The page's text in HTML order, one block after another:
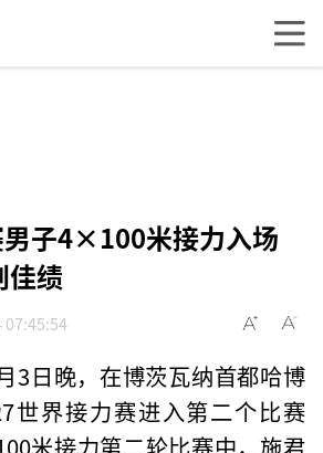
男子4×100米接力入场
佳绩
07:45:54
3日晚，在博茨瓦纳首都哈博
世界接力赛进入第二个比赛
米接力第二轮比赛中，施君